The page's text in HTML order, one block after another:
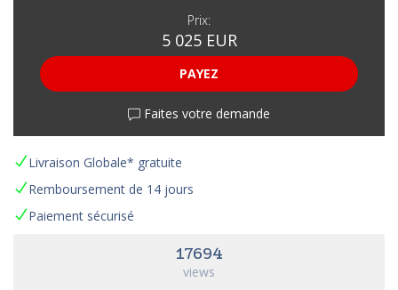
Prix:
5 025 EUR
PAYEZ
Faites votre demande
Livraison Globale* gratuite
Remboursement de 14 jours
Paiement sécurisé
17694
views